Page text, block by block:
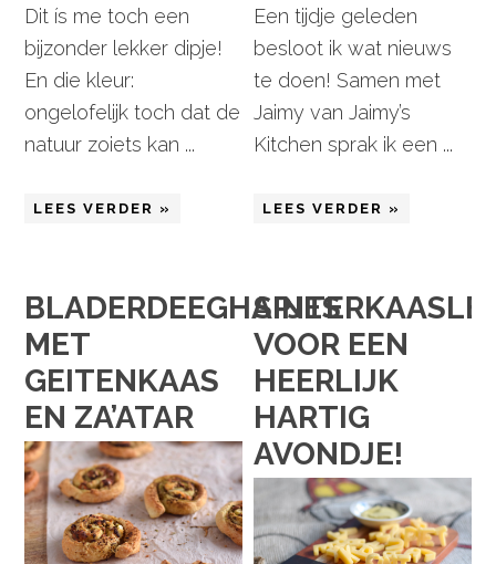
Dit ís me toch een
bijzonder lekker dipje!
En die kleur:
ongelofelijk toch dat de
natuur zoiets kan ...
LEES VERDER »
Een tijdje geleden
besloot ik wat nieuws
te doen! Samen met
Jaimy van Jaimy’s
Kitchen sprak ik een ...
LEES VERDER »
BLADERDEEGHAPJES
MET
GEITENKAAS
EN ZA’ATAR
VOOR EEN
HEERLIJK
HARTIG
AVONDJE!